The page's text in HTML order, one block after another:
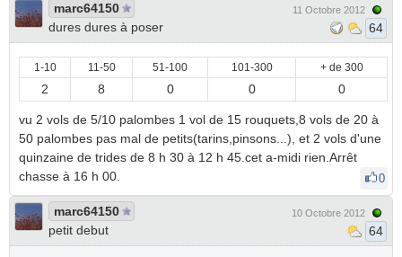
marc64150
dures dures à poser
11 Octobre 2012
64
1-10 11-50 51-100 101-300 + de 300
2 8 0 0 0
vu 2 vols de 5/10 palombes 1 vol de 15 rouquets,8 vols de 20 à
50 palombes pas mal de petits(tarins,pinsons...), et 2 vols d'une
quinzaine de trides de 8 h 30 à 12 h 45.cet a-midi rien.Arrêt
chasse à 16 h 00.
0
marc64150
petit debut
10 Octobre 2012
64